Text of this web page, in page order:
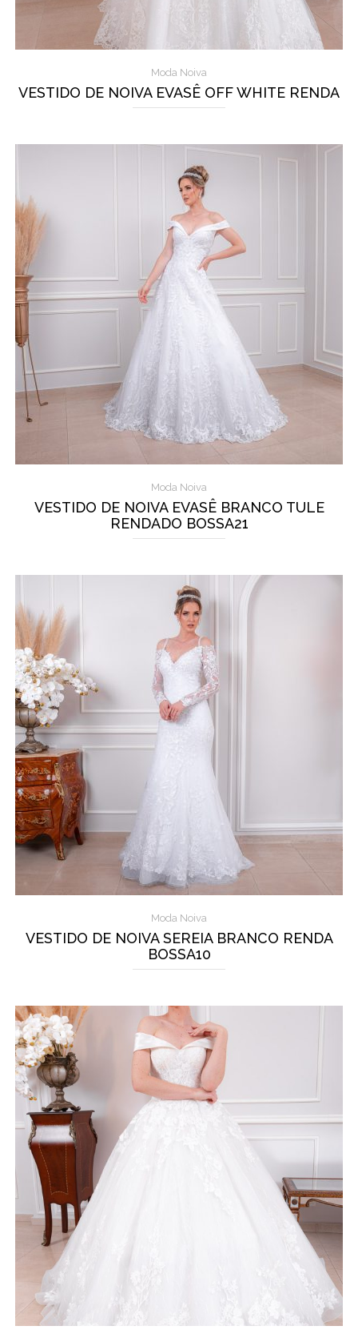
Moda Noiva
VESTIDO DE NOIVA EVASÊ OFF WHITE RENDA
Moda Noiva
VESTIDO DE NOIVA EVASÊ BRANCO TULE
RENDADO BOSSA21
Moda Noiva
VESTIDO DE NOIVA SEREIA BRANCO RENDA
BOSSA10